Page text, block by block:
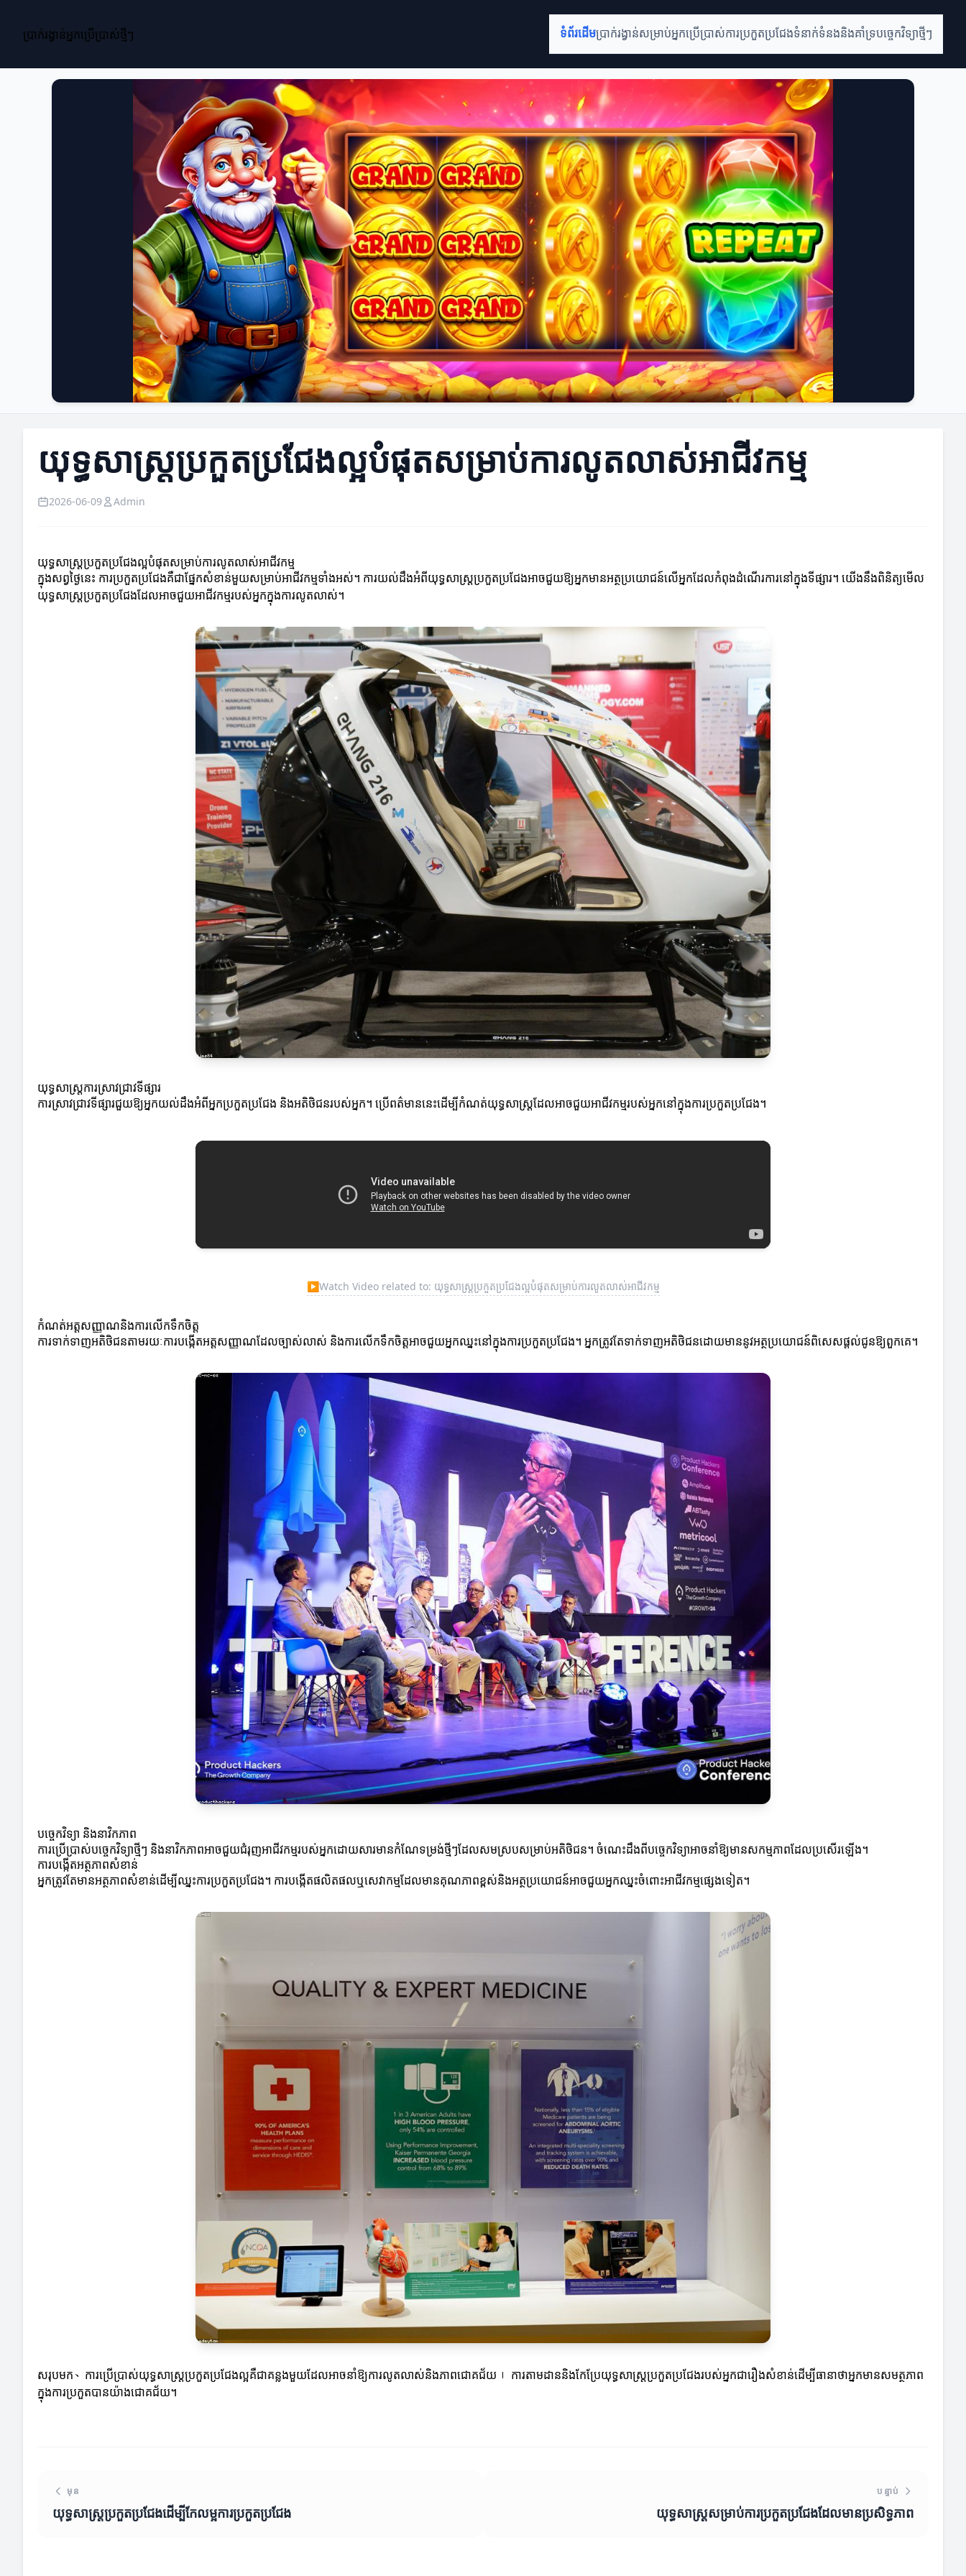
ប្រាក់រង្វាន់អ្នកប្រើប្រាស់ថ្មីៗ ទំព័រដើមប្រាក់រង្វាន់សម្រាប់អ្នកប្រើប្រាស់ការប្រកួតប្រជែងទំនាក់ទំនងនិងគាំទ្របច្ចេកវិទ្យាថ្មីៗ
យុទ្ធសាស្ត្រប្រកួតប្រជែងល្អបំផុតសម្រាប់ការលូតលាស់អាជីវកម្ម
2026-06-09 Admin
យុទ្ធសាស្ត្រប្រកួតប្រជែងល្អបំផុតសម្រាប់ការលូតលាស់អាជីវកម្ម
ក្នុងសព្វថ្ងៃនេះ ការប្រកួតប្រជែងគឺជាផ្នែកសំខាន់មួយសម្រាប់អាជីវកម្មទាំងអស់។ ការយល់ដឹងអំពីយុទ្ធសាស្ត្រប្រកួតប្រជែងអាចជួយឱ្យអ្នកមានអត្ថប្រយោជន៍លើអ្នកដែលកំពុងដំណើរការនៅក្នុងទីផ្សារ។ យើងនឹងពិនិត្យមើល
យុទ្ធសាស្ត្រប្រកួតប្រជែងដែលអាចជួយអាជីវកម្មរបស់អ្នកក្នុងការលូតលាស់។
យុទ្ធសាស្ត្រការស្រាវជ្រាវទីផ្សារ
ការស្រាវជ្រាវទីផ្សារជួយឱ្យអ្នកយល់ដឹងអំពីអ្នកប្រកួតប្រជែង និងអតិថិជនរបស់អ្នក។ ប្រើពត៌មាននេះដើម្បីកំណត់យុទ្ធសាស្ត្រដែលអាចជួយអាជីវកម្មរបស់អ្នកនៅក្នុងការប្រកួតប្រជែង។
▶Watch Video related to: យុទ្ធសាស្ត្រប្រកួតប្រជែងល្អបំផុតសម្រាប់ការលូតលាស់អាជីវកម្ម
កំណត់អត្តសញ្ញាណនិងការលើកទឹកចិត្ត
ការទាក់ទាញអតិថិជនតាមរយៈការបង្កើតអត្តសញ្ញាណដែលច្បាស់លាស់ និងការលើកទឹកចិត្តអាចជួយអ្នកឈ្នះនៅក្នុងការប្រកួតប្រជែង។ អ្នកត្រូវតែទាក់ទាញអតិថិជនដោយមាននូវអត្ថប្រយោជន៍ពិសេសផ្តល់ជូនឱ្យពួកគេ។
បច្ចេកវិទ្យា និងនាវិកភាព
ការប្រើប្រាស់បច្ចេកវិទ្យាថ្មីៗ និងនាវិកភាពអាចជួយជំរុញអាជីវកម្មរបស់អ្នកដោយសារមានកំណែទម្រង់ថ្មីៗដែលសមស្របសម្រាប់អតិថិជន។ ចំណេះដឹងពីបច្ចេកវិទ្យាអាចនាំឱ្យមានសកម្មភាពដែលប្រសើរឡើង។
ការបង្កើតអត្ថភាពសំខាន់
អ្នកត្រូវតែមានអត្ថភាពសំខាន់ដើម្បីឈ្នះការប្រកួតប្រជែង។ ការបង្កើតផលិតផលឬសេវាកម្មដែលមានគុណភាពខ្ពស់និងអត្ថប្រយោជន៍អាចជួយអ្នកឈ្នះចំពោះអាជីវកម្មផ្សេងទៀត។
សរុបមក、ការប្រើប្រាស់យុទ្ធសាស្ត្រប្រកួតប្រជែងល្អគឺជាគន្លងមួយដែលអាចនាំឱ្យការលូតលាស់និងភាពជោគជ័យ। ការតាមដាននិងកែប្រែយុទ្ធសាស្ត្រប្រកួតប្រជែងរបស់អ្នកជារឿងសំខាន់ដើម្បីធានាថាអ្នកមានសមត្ថភាព
ក្នុងការប្រកួតបានយ៉ាងជោគជ័យ។
មុន
យុទ្ធសាស្ត្រ​ប្រកួត​ប្រជែង​ដើម្បី​កែលម្អ​ការប្រកួតប្រជែង
បន្ទាប់
យុទ្ធសាស្ត្រសម្រាប់ការប្រកួតប្រជែងដែលមានប្រសិទ្ធភាព